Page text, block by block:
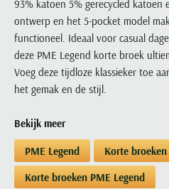
Vanguard
Xacus
Populaire kleuren
Wit overhemd heren
Blauw overhemd heren
Groen overhemd heren
Tommy Hilfiger
Vanguard
Grote maten
Grote maten poloshirts
Grote maten herenmode
Populaire kleuren
Witte polo heren
Thomas Maine
Tommy Hilfiger
Vanguard
William Lockie
Populaire materialen
Katoenen trui
Lamswollen trui
Merino wol trui
Tramarossa
Vanguard
Deals
2e broek voor de helft
Populaire merk lijnen
Meyer Chicago
Meyer Diego
Tenson
Tommy Hilfiger
UBR
Vanguard
Wellington of Billmore
Grote maten
Grote maten jassen
Grote maten winterjassen
R2
State of Art
Superdry
Tenson
Tramarossa
Vanguard
Alle merken sale
Mason's
Mc Alson
Meyer
New Zealand
North 84
Olymp
93% katoen 5% gerecycled katoen
ontwerp en het 5-pocket model
functioneel. Ideaal voor casual
deze PME Legend korte broek
Voeg deze tijdloze klassieker toe
het gemak en de stijl.
Bekijk meer
PME Legend
Korte broeken
Korte broeken PME Legend